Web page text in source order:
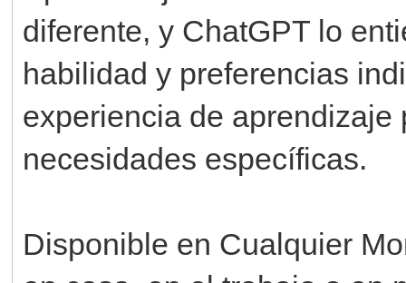
diferente, y ChatGPT lo
habilidad y preferencias
experiencia de
necesidades específicas.
Disponible en Cualquier